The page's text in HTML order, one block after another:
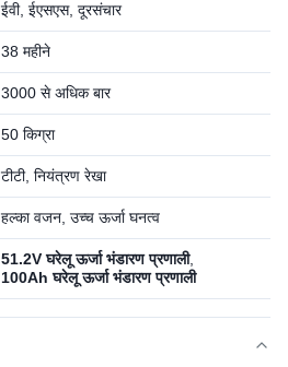
ईवी, ईएसएस, दूरसंचार
38 महीने
3000 से अधिक बार
50 किग्रा
टीटी, नियंत्रण रेखा
हल्का वजन, उच्च ऊर्जा घनत्व
51.2V घरेलू ऊर्जा भंडारण प्रणाली,
100Ah घरेलू ऊर्जा भंडारण प्रणाली